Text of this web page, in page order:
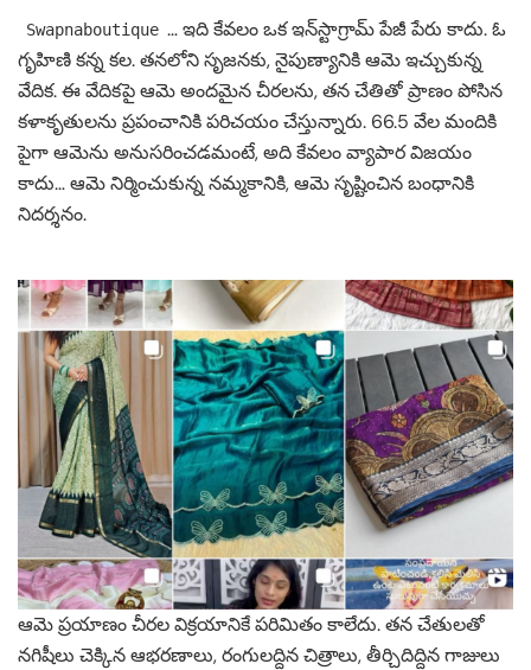
Swapnaboutique … ఇది కేవలం ఒక ఇన్‌స్టాగ్రామ్ పేజీ పేరు కాదు. ఓ
గృహిణి కన్న కల. తనలోని సృజనకు, నైపుణ్యానికి ఆమె ఇచ్చుకున్న
వేదిక. ఈ వేదికపై ఆమె అందమైన చీరలను, తన చేతితో ప్రాణం పోసిన
కళాకృతులను ప్రపంచానికి పరిచయం చేస్తున్నారు. 66.5 వేల మందికి
పైగా ఆమెను అనుసరించడమంటే, అది కేవలం వ్యాపార విజయం
కాదు… ఆమె నిర్మించుకున్న నమ్మకానికి, ఆమె సృష్టించిన బంధానికి
నిదర్శనం.
ఆమె ప్రయాణం చీరల విక్రయానికే పరిమితం కాలేదు. తన చేతులతో
నగిషీలు చెక్కిన ఆభరణాలు, రంగులద్దిన చిత్రాలు, తీర్చిదిద్దిన గాజులు